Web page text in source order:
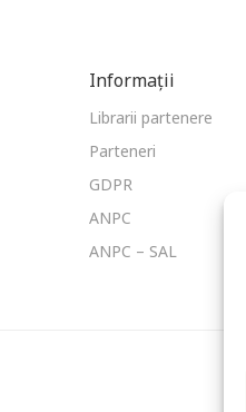
Informații
Librarii partenere
Parteneri
GDPR
ANPC
ANPC – SAL